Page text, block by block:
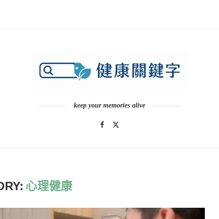
keep your memories alive
心理健康